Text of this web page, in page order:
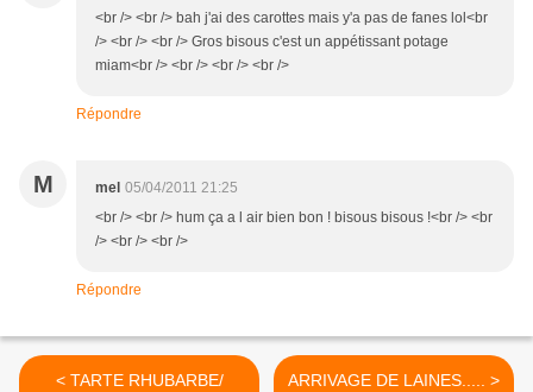
<br /> <br /> bah j'ai des carottes mais y'a pas de fanes lol<br
/> <br /> <br /> Gros bisous c'est un appétissant potage
miam<br /> <br /> <br /> <br />
Répondre
M mel 05/04/2011 21:25
<br /> <br /> hum ça a l air bien bon ! bisous bisous !<br /> <br
/> <br /> <br />
Répondre
< TARTE RHUBARBE/
ARRIVAGE DE LAINES..... >